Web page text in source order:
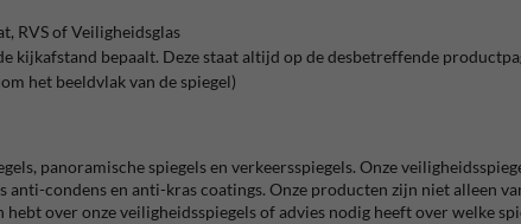
RVS of Veiligheidsglas
kijkafstand bepaalt. Deze staat altijd op de desbetreffende
het beeldvlak van de spiegel)
panoramische spiegels en verkeersspiegels. Onze
condens en anti-kras coatings. Onze producten zijn niet alleen
over onze veiligheidsspiegels of advies nodig heeft over welke